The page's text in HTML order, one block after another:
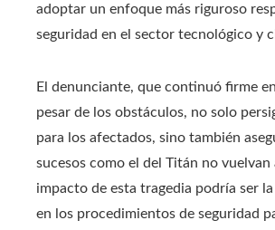
adoptar un enfoque más riguroso
seguridad en el sector tecnológico y
El denunciante, que continuó firme
pesar de los obstáculos, no solo
para los afectados, sino también
sucesos como el del Titán no vuelvan
impacto de esta tragedia podría ser
en los procedimientos de seguridad